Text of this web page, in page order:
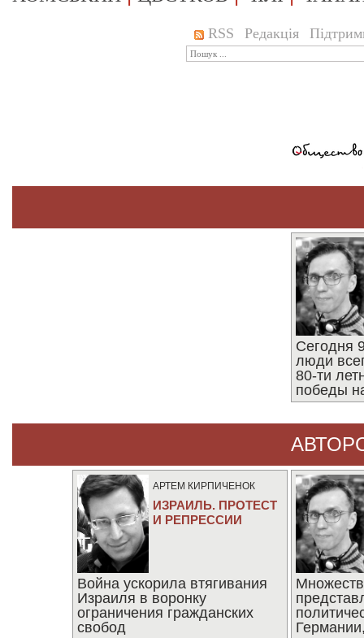
RSS Редакція
Сегодня
люди
80-ти
победы
АРТЕМ КИРПИЧЕНОК
ИЗРАИЛЬ. ПРОТЕСТ
И РЕПРЕССИИ
Война ускорила втягивания
Израиля в воронку
ограничения гражданских
свобод